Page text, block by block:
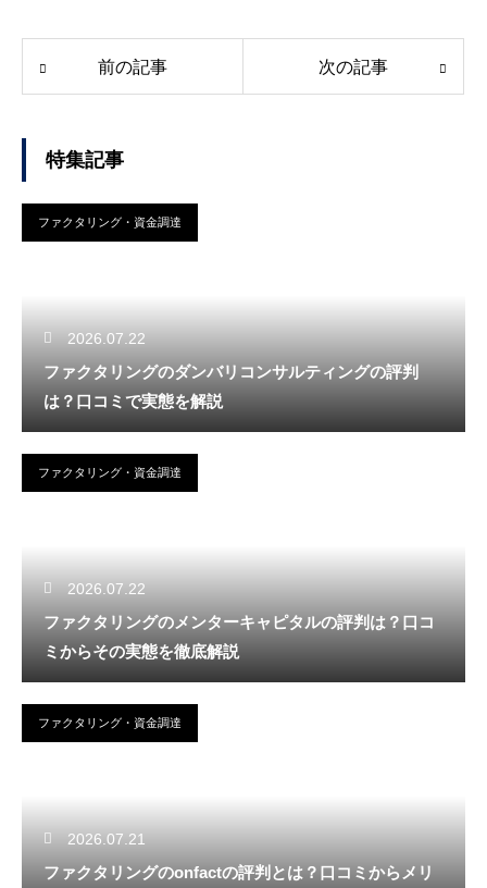
前の記事 次の記事
特集記事
ファクタリング・資金調達
2026.07.22
ファクタリングのダンバリコンサルティングの評判
は？口コミで実態を解説
ファクタリング・資金調達
2026.07.22
ファクタリングのメンターキャピタルの評判は？口コ
ミからその実態を徹底解説
ファクタリング・資金調達
2026.07.21
ファクタリングのonfactの評判とは？口コミからメリ